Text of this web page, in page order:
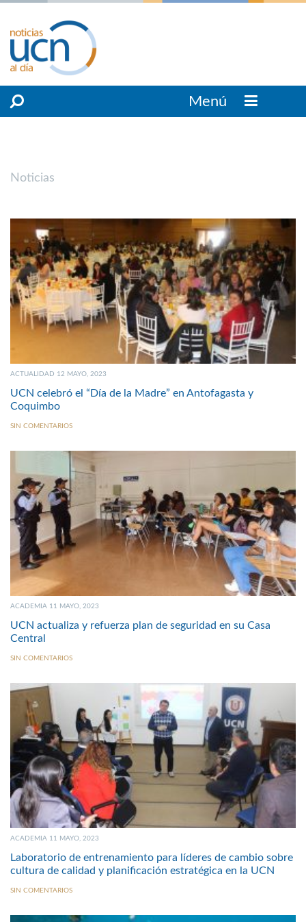
Menú
Noticias
ACTUALIDAD 12 MAYO, 2023
UCN celebró el “Día de la Madre” en Antofagasta y
Coquimbo
SIN COMENTARIOS
ACADEMIA 11 MAYO, 2023
UCN actualiza y refuerza plan de seguridad en su Casa
Central
SIN COMENTARIOS
ACADEMIA 11 MAYO, 2023
Laboratorio de entrenamiento para líderes de cambio sobre
cultura de calidad y planificación estratégica en la UCN
SIN COMENTARIOS